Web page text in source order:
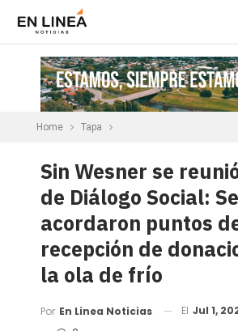
Home Tapa
Sin Wesner se
de Diálogo Social: Se
acordaron puntos
recepción de
la ola de frío
Por En Linea Noticias El Jul 1,